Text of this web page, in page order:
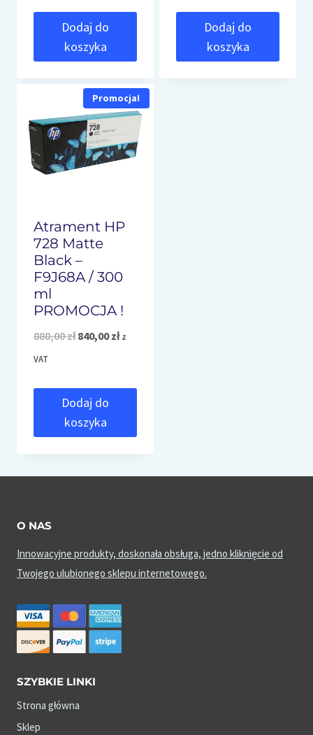
Dodaj do
koszyka
Dodaj do
koszyka
Promocja!
Atrament HP
728 Matte
Black –
F9J68A / 300
ml
PROMOCJA !
880,00zł Pierwotna
880,00 zł.
840,00złAktualna
z
VAT
Dodaj do
koszyka
O NAS
Innowacyjne produkty, doskonała obsługa, jedno kliknięcie od
Twojego ulubionego sklepu internetowego.
SZYBKIE LINKI
Strona główna
Sklep